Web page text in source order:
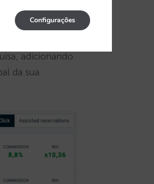
reúne numa
adicionando
da sua
Configurações